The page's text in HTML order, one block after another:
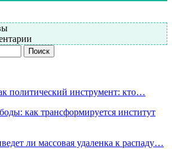
политический инструмент: кто…
как трансформируется институт
ли массовая удаленка к распаду…